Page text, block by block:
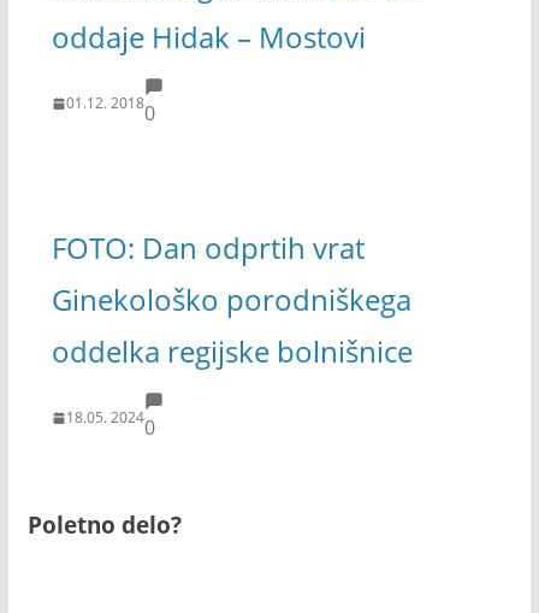
oddaje Hidak – Mostovi
01.12. 20180
FOTO: Dan odprtih vrat
Ginekološko porodniškega
oddelka regijske bolnišnice
18.05. 20240
Poletno delo?